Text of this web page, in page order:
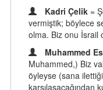
Kadri Çelik =
vermiştik; böylece
olma. Biz onu İsrail
Muhammed
Muhammed,) Biz
öyleyse (sana
karşılaşacağından